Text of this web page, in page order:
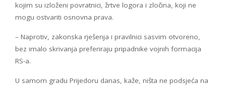
kojim su izloženi povratnici, žrtve logora i zločina, koji ne
mogu ostvariti osnovna prava.
– Naprotiv, zakonska rješenja i pravilnici sasvim otvoreno,
bez imalo skrivanja preferiraju pripadnike vojnih formacija
RS-a.
U samom gradu Prijedoru danas, kaže, ništa ne podsjeća na